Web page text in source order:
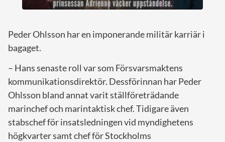
Peder Ohlsson har en imponerande militär karriär i
bagaget.
– Hans senaste roll var som Försvarsmaktens
kommunikations­direktör. Dessförinnan har Peder
Ohlsson bland annat varit ställföreträdande
marinchef och marintaktisk chef. Tidigare även
stabschef för insatsledningen vid myndighetens
högkvarter samt chef för Stockholms